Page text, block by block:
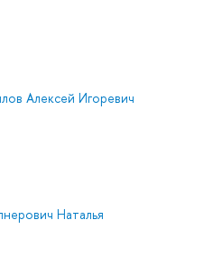
Алексей Игоревич
Наталья